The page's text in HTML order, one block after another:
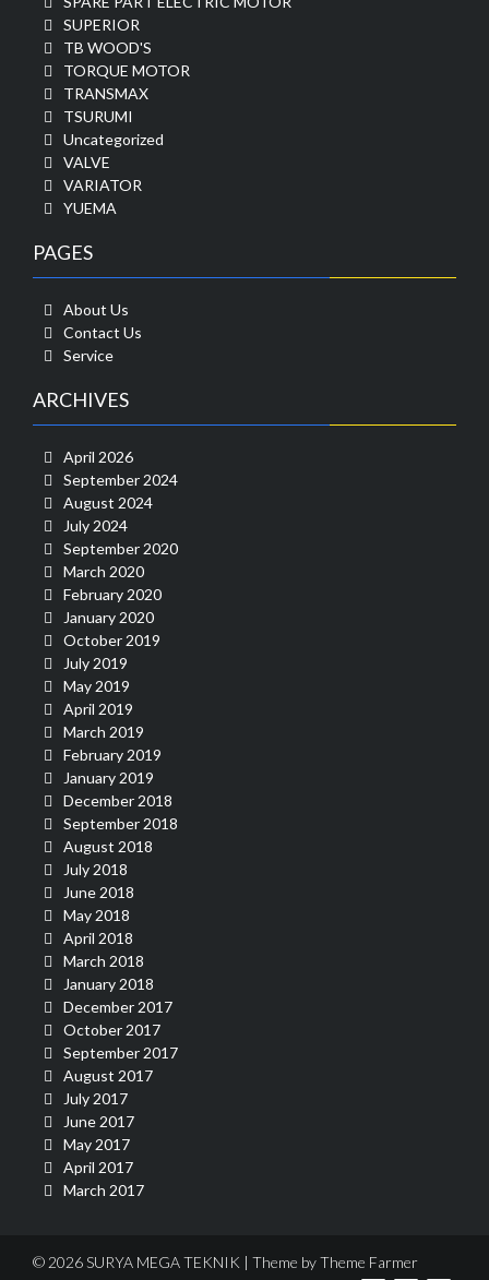
SUPERIOR
TB WOOD'S
TORQUE MOTOR
TRANSMAX
TSURUMI
Uncategorized
VALVE
VARIATOR
YUEMA
PAGES
About Us
Contact Us
Service
ARCHIVES
April 2026
September 2024
August 2024
July 2024
September 2020
March 2020
February 2020
January 2020
October 2019
July 2019
May 2019
April 2019
March 2019
February 2019
January 2019
December 2018
September 2018
August 2018
July 2018
June 2018
May 2018
April 2018
March 2018
January 2018
December 2017
October 2017
September 2017
August 2017
July 2017
June 2017
May 2017
April 2017
March 2017
© 2026 SURYA MEGA TEKNIK | Theme byTheme Farmer